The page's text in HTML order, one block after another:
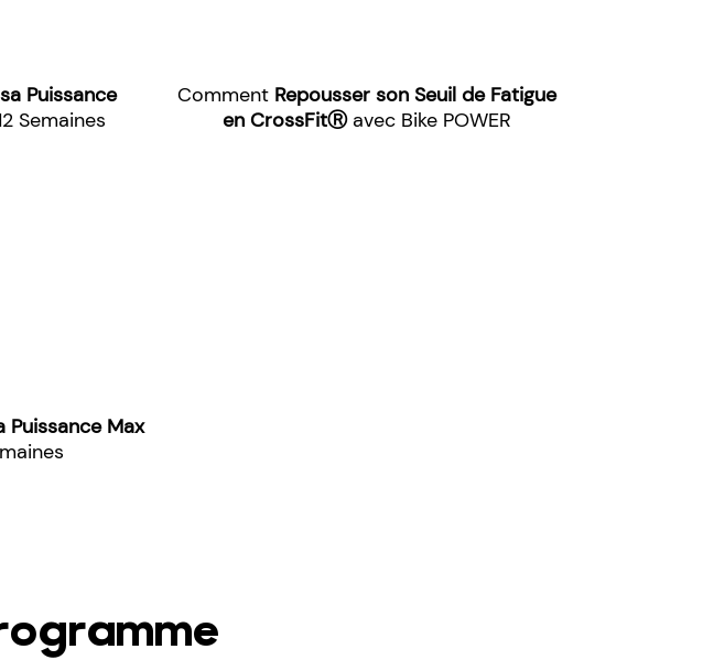
Puissance
Semaines
Puissance Max
Comment Repousser son Seuil de Fatigue
en CrossFitⓇ avec Bike POWER